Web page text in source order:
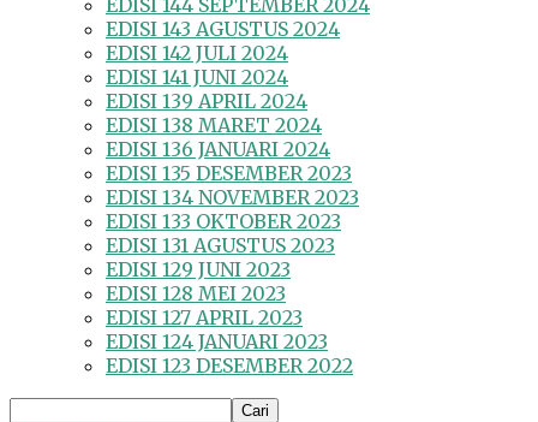
EDISI 144 SEPTEMBER 2024
EDISI 143 AGUSTUS 2024
EDISI 142 JULI 2024
EDISI 141 JUNI 2024
EDISI 139 APRIL 2024
EDISI 138 MARET 2024
EDISI 136 JANUARI 2024
EDISI 135 DESEMBER 2023
EDISI 134 NOVEMBER 2023
EDISI 133 OKTOBER 2023
EDISI 131 AGUSTUS 2023
EDISI 129 JUNI 2023
EDISI 128 MEI 2023
EDISI 127 APRIL 2023
EDISI 124 JANUARI 2023
EDISI 123 DESEMBER 2022